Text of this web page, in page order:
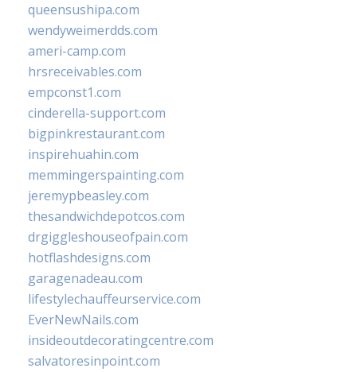
queensushipa.com
wendyweimerdds.com
ameri-camp.com
hrsreceivables.com
empconst1.com
cinderella-support.com
bigpinkrestaurant.com
inspirehuahin.com
memmingerspainting.com
jeremypbeasley.com
thesandwichdepotcos.com
drgiggleshouseofpain.com
hotflashdesigns.com
garagenadeau.com
lifestylechauffeurservice.com
EverNewNails.com
insideoutdecoratingcentre.com
salvatoresinpoint.com